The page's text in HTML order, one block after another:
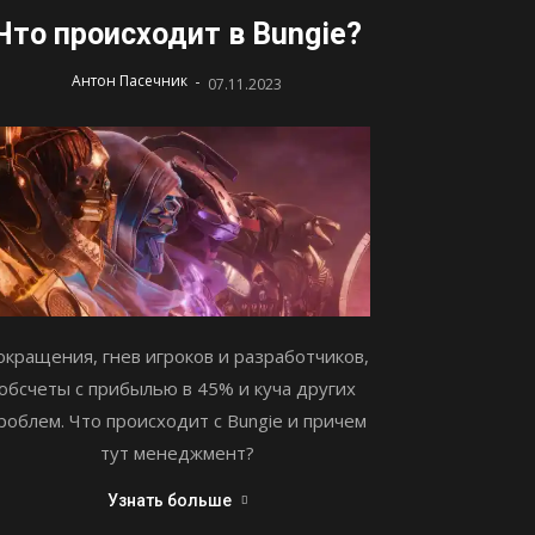
происходит в Bungie?
Антон Пасечник - 07.11.2023
гнев игроков и разработчиков,
с прибылью в 45% и куча других
Что происходит с Bungie и причем
тут менеджмент?
Узнать больше